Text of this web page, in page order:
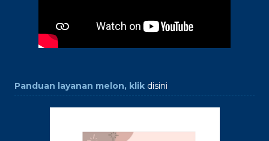
Panduan layanan melon, klik disini